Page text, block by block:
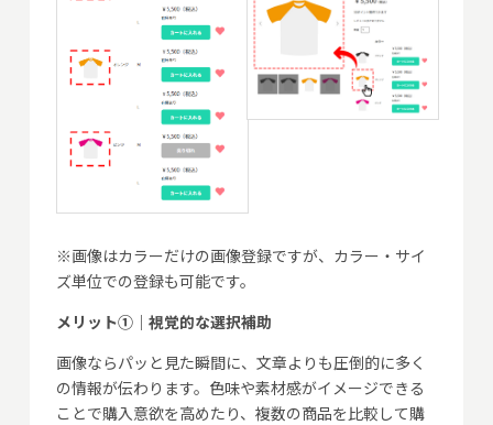
※画像はカラーだけの画像登録ですが、カラー・サイ
ズ単位での登録も可能です。
メリット①｜視覚的な選択補助
画像ならパッと見た瞬間に、文章よりも圧倒的に多く
の情報が伝わります。色味や素材感がイメージできる
ことで購入意欲を高めたり、複数の商品を比較して購